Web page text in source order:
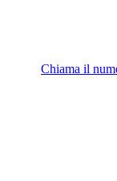
Chiama il